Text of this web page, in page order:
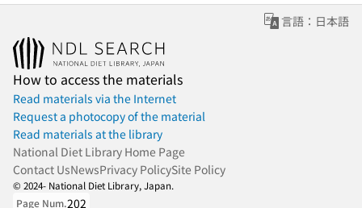
言語：日本語
How to access the materials
Read materials via the Internet
Request a photocopy of the material
Read materials at the library
National Diet Library Home Page
Contact UsNewsPrivacy PolicySite Policy
© 2024- National Diet Library, Japan.
Page Num.202